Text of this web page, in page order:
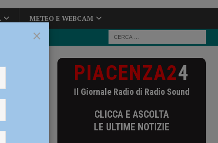
METEO E WEBCAM
due
PIACENZA24
Il Giornale Radio di Radio Sound
CLICCA E ASCOLTA
LE ULTIME NOTIZIE
×